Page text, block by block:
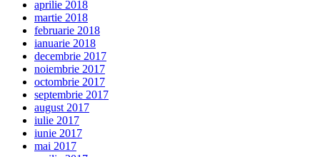
aprilie 2018
martie 2018
februarie 2018
ianuarie 2018
decembrie 2017
noiembrie 2017
octombrie 2017
septembrie 2017
august 2017
iulie 2017
iunie 2017
mai 2017